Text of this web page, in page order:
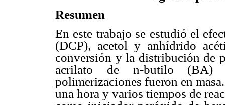
Resumen
En este trabajo se estudió el
(DCP), acetol y anhídrido
conversión y la distribución de
acrilato de n-butilo (BA)
polimerizaciones fueron en
una hora y varios tiempos de